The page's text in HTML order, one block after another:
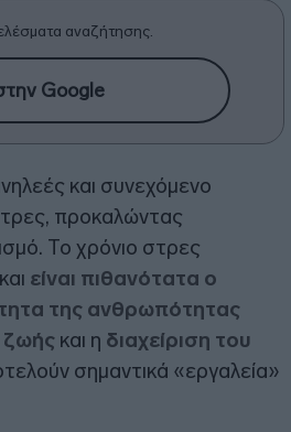
αναζήτησης.
Google
και συνεχόμενο
προκαλώντας
Το χρόνιο στρες
είναι πιθανότατα ο
της ανθρωπότητας
ζωής και η διαχείριση του
σημαντικά «εργαλεία»